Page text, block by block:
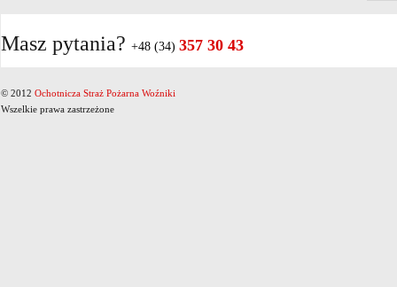
Masz pytania? +48 (34) 357 30 43
© 2012 Ochotnicza Straż Pożarna Woźniki
Wszelkie prawa zastrzeżone